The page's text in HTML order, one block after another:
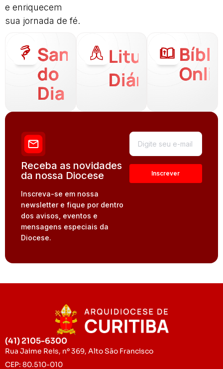
e enriquecem
sua jornada de fé.
Santo
do
Dia
Liturgia
Diária
Receba as novidades
da nossa Diocese
Inscreva-se em nossa
newsletter e fique por dentro
dos avisos, eventos e
mensagens especiais da
Diocese.
(41) 2105-6300
Rua Jaime Reis, nº 369, Alto São Francisco
CEP: 80.510-010